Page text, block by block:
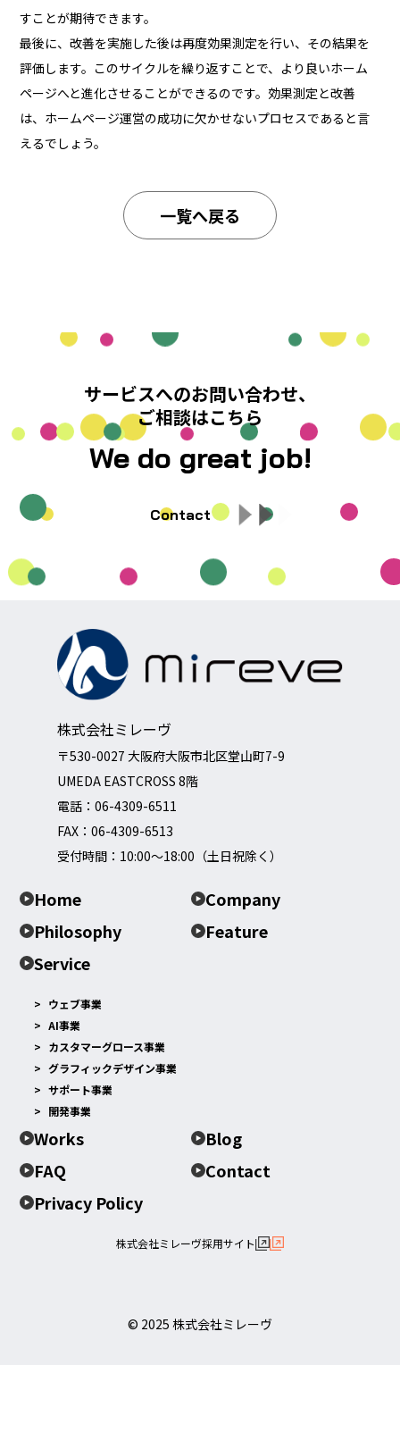
すことが期待できます。
最後に、改善を実施した後は再度効果測定を行い、その結果を
評価します。このサイクルを繰り返すことで、より良いホーム
ページへと進化させることができるのです。効果測定と改善
は、ホームページ運営の成功に欠かせないプロセスであると言
えるでしょう。
一覧へ戻る
サービスへのお問い合わせ、
ご相談はこちら
We do great job!
Contact
株式会社ミレーヴ
〒530-0027 大阪府大阪市北区堂山町7-9
UMEDA EASTCROSS 8階
電話： 06-4309-6511
FAX：06-4309-6513
受付時間：10:00～18:00（土日祝除く）
Home
Company
Philosophy
Feature
Service
ウェブ事業
AI事業
カスタマーグロース事業
グラフィックデザイン事業
サポート事業
開発事業
Works
Blog
FAQ
Contact
Privacy Policy
株式会社ミレーヴ採用サイト
© 2025 株式会社ミレーヴ